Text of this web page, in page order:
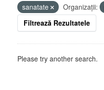
sanatate
Organizații:
Filtrează Rezultatele
Please try another search.